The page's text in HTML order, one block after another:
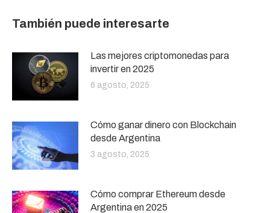
También puede interesarte
Las mejores criptomonedas para
invertir en 2025
6 agosto, 2025
Cómo ganar dinero con Blockchain
desde Argentina
3 agosto, 2025
Cómo comprar Ethereum desde
Argentina en 2025